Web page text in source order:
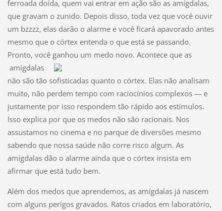
ferroada doída, quem vai entrar em ação são as amígdalas,
que gravam o zunido. Depois disso, toda vez que você ouvir
um bzzzz, elas darão o alarme e você ficará apavorado antes
mesmo que o córtex entenda o que está se passando.
Pronto, você ganhou um medo novo. Acontece que as
amígdalas
não são tão sofisticadas quanto o córtex. Elas não analisam
muito, não perdem tempo com raciocínios complexos — e
justamente por isso respondem tão rápido aos estímulos.
Isso explica por que os medos não são racionais. Nos
assustamos no cinema e no parque de diversões mesmo
sabendo que nossa saúde não corre risco algum. As
amígdalas dão o alarme ainda que o córtex insista em
afirmar que está tudo bem.
Além dos medos que aprendemos, as amígdalas já nascem
com alguns perigos gravados. Ratos criados em laboratório,